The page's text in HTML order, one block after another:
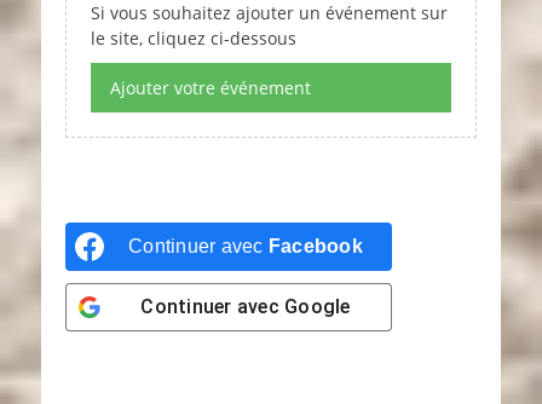
Si vous souhaitez ajouter un événement sur
le site, cliquez ci-dessous
Ajouter votre événement
Continuer avec Facebook
Continuer avec Google